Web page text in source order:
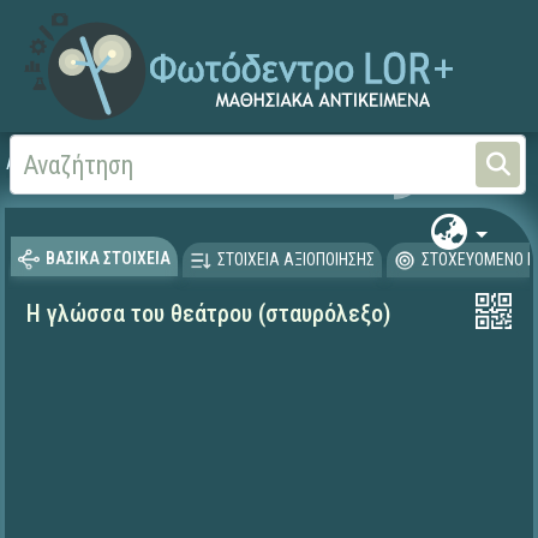
Αρχική
ΒΑΣΙΚΑ ΣΤΟΙΧΕΙΑ ΣΤΟΙΧΕΙΑ ΑΞΙΟΠΟΙΗΣΗΣ ΣΤΟΧΕΥΟΜΕΝΟ
Η γλώσσα του θεάτρου (σταυρόλεξο)